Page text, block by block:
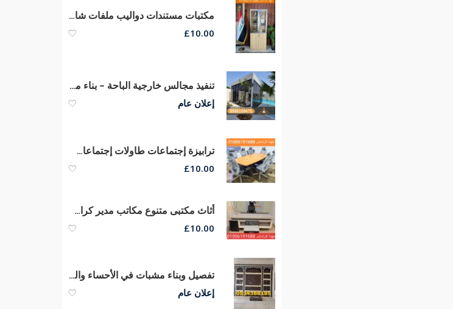
مكتبات مستندات دواليب ملفات شانونات ادراج
£10.00
تنفيذ مجالس خارجية الباحة – بناء ملاحق خارجية في الطائف 0556109470
إعلان عام
ترابيزة إجتماعات طاولات إجتماعات مكاتب مودرن كراسى
£10.00
أثاث مكتبى متنوع مكاتب مدير كراسى شبك طبى ماش هيدروليكي
£10.00
تفصيل وبناء مشبات في الأحساء والهفوف – خامات ممتازة 0534388185
إعلان عام